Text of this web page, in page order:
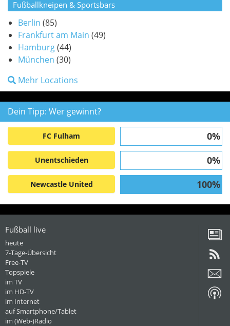
Fußballkneipen & Sportsbars
Berlin (85)
Frankfurt am Main (49)
Hamburg(44)
München (30)
Mehr Locations
Dein Tipp: Wer gewinnt?
FC Fulham 0%
Unentschieden 0%
Newcastle United 100%
Fußball live
heute
7-Tage-Übersicht
Free-TV
Topspiele
im TV
im HD-TV
im Internet
auf Smartphone/Tablet
im (Web-)Radio